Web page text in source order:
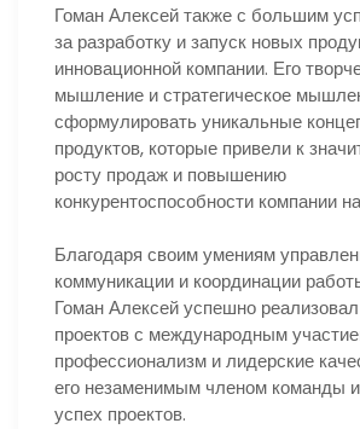
Гоман Алексей также с большим
за разработку и запуск новых
инновационной компании. Его
мышление и стратегическое
сформулировать уникальные
продуктов, которые привели к
росту продаж и повышению
конкурентоспособности компании
Благодаря своим умениям
коммуникации и координации
Гоман Алексей успешно
проектов с международным
профессионализм и лидерские
его незаменимым членом команды и
успех проектов.